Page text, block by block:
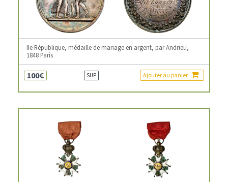
IIe République, médaille de mariage en argent, par Andrieu,
1848 Paris
100€ SUP Ajouter au panier